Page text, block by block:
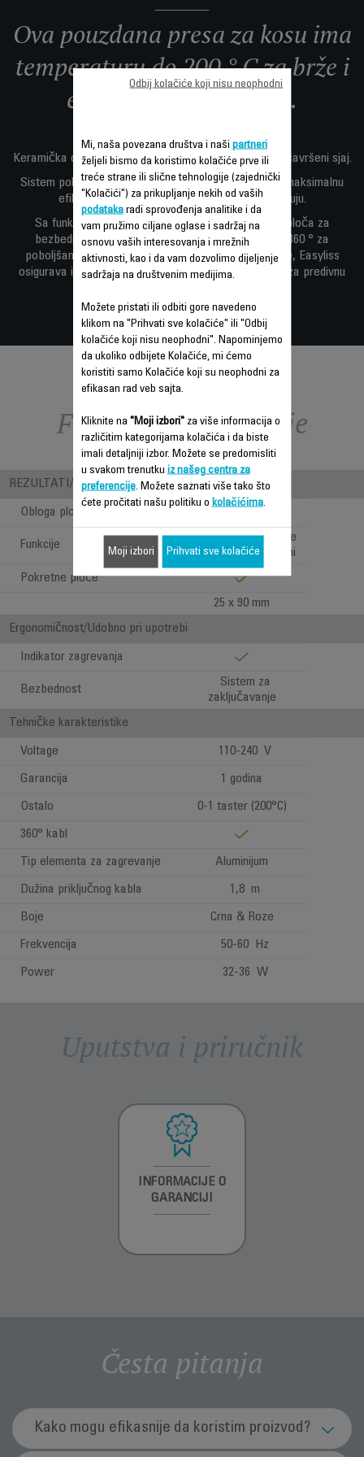
Ova pouzdana presa za kosu ima
temperaturu do 200 ° C za brže i
efikasnije ispravljanje.
Keramička obloga omogućava ispravljanje kose i njen savršeni sjaj.
Sistem pokretnih ploča stvara optimalan pritisak za maksimalnu
efikasnost, dok tanke ploče jednostavno oblikuju.
Sa funkcijama kao što je sistem za zaključavanje ploča za
bezbedno i jednostavno odlaganje, kabl koji rotira 360 ° za
poboljšanu praktičnost pri upotrebi i brzo zagrevanje, Easyliss
osigurava idealne rezultate na koje možete računati, za predivnu
Funkcije – poređenje
REZULTATI/ UPOTREBA
Obloga ploča
Funkcije
Potpuno ispravljanje
kose i pravljenje lokni
Pokretne ploče
25 x 90 mm
Ergonomičnost/Udobno pri upotrebi
Indikator zagrevanja
Bezbednost
Sistem za
zaključavanje
Tehničke karakteristike
Voltage 110-240 V
Garancija 1 godina
Ostalo 0-1 taster (200°C)
360° kabl
Tip elementa za zagrevanje Aluminijum
Dužina priključnog kabla 1,8 m
Boje Crna & Roze
Frekvencija 50-60 Hz
Power 32-36 W
Uputstva i priručnik
INFORMACIJE O
GARANCIJI
Česta pitanja
Kako mogu efikasnije da koristim proizvod?
Mi, naša povezana društva i naši partneri
željeli bismo da koristimo kolačiće prve ili
treće strane ili slične tehnologije (zajednički
"Kolačići") za prikupljanje nekih od vaših
podatakaradi sprovođenja analitike i da
vam pružimo ciljane oglase i sadržaj na
osnovu vaših interesovanja i mrežnih
aktivnosti, kao i da vam dozvolimo dijeljenje
sadržaja na društvenim medijima.
Možete pristati ili odbiti gore navedeno
klikom na "Prihvati sve kolačiće" ili "Odbij
kolačiće koji nisu neophodni". Napominjemo
da ukoliko odbijete Kolačiće, mi ćemo
koristiti samo Kolačiće koji su neophodni za
efikasan rad veb sajta.
Kliknite na "Moji izbori"za više informacija o
različitim kategorijama kolačića i da biste
imali detaljniji izbor. Možete se predomisliti
u svakom trenutku iz našeg centra za
preferencije. Možete saznati više tako što
ćete pročitati našu politiku o kolačićima.
Odbij kolačiće koji nisu neophodni
Moji izbori Prihvati sve kolačiće